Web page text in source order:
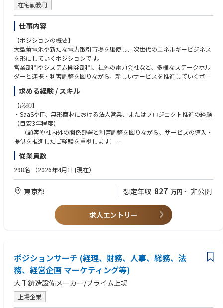
在宅勤務可
仕事内容
【ポジションの概要】
大型蓄電池や新たな電力取引市場を駆使し、次世代のエネルギービジネス
を形にしていくポジションです。
営業部門やシステム開発部門、社外の電力会社など、多様なステークホル
ダーと連携・利害調整を図りながら、新しいサービスを推進していくポジ
ションです。
■職務内容
入社後は、電力業界の知識を基礎から習得していただくところからスター
トします。
その後、大型の蓄電池の導入に向けた収益シミュレーションや、エネルギ
ー管理システムを用いた稼働モニタリングなど、実務を通じて専門性を磨
主な業務は以下の通りです。
１、大型蓄電池や太陽光発電向け蓄電池の導入・運用支援
顧客への見積書作成、各種契約の締結対応、システムの試運転実施、
市場参入に向けた審査対応、システムへの登録手続きなど
２、新たな電力市場への参入に向けたシステム（SaaS）提供、運用代行サ
ービスの商談支援
３、上記に付随して関係する事業者との調整
将来的な役割：
電力市場や制度の専門知識を武器に、社内関係部署や社外パートナーとの
調整を図りながら、
新サービスの商用化や大型プロジェクトを牽引するプロジェクトマネージ
求める経験 / スキル
【必須】
・SaaSやIT、無形商材における法人営業、またはプロジェクト推進の経験
（目安3年程度）
（顧客や社内外の関係部署と利害調整を図りながら、サービスの導入・
提供を推進したご経験を重視します）
・未知の領域に対する高い学習意欲
（変化の激しいエネルギー業界のルールや新しい技術に対して、自ら
積極的に学びキャッチアップできる方）
【歓迎】
・論理的思考力とアウトプット力 （国の制度やガイドラインを正確に読み
解き、分かりやすく顧客への提案や社内の運用ルールに落とし込める力）
・電力ビジネスや新たな電力取引市場に関する基礎知識
従業員数
298名 （2026年4月1日現在）
東京都 想定年収 827 万円 ~ 非公開
求人エントリー
ポジションサーチ (経理、財務、人事、総務、法
務、経営企画 マーケティング等)
大手鋳造設備メーカー/プライム上場
上場企業